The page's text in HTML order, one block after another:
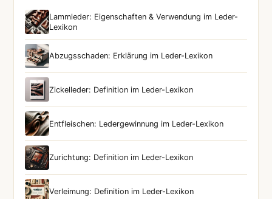
Lammleder: Eigenschaften & Verwendung im Leder-
Lexikon
Abzugsschaden: Erklärung im Leder-Lexikon
Zickelleder: Definition im Leder-Lexikon
Entfleischen: Ledergewinnung im Leder-Lexikon
Zurichtung: Definition im Leder-Lexikon
Verleimung: Definition im Leder-Lexikon